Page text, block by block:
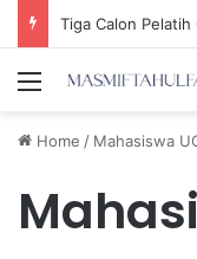
Menu
Home / Mahasiswa